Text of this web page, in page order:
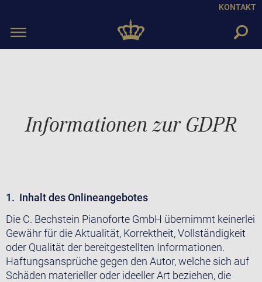
KONTAKT
Toggle
Informationen zur GDPR
1. Inhalt des Onlineangebotes
Die C. Bechstein Pianoforte GmbH übernimmt keinerlei
Gewähr für die Aktualität, Korrektheit, Vollständigkeit
oder Qualität der bereitgestellten Informationen.
Haftungsansprüche gegen den Autor, welche sich auf
Schäden materieller oder ideeller Art beziehen, die